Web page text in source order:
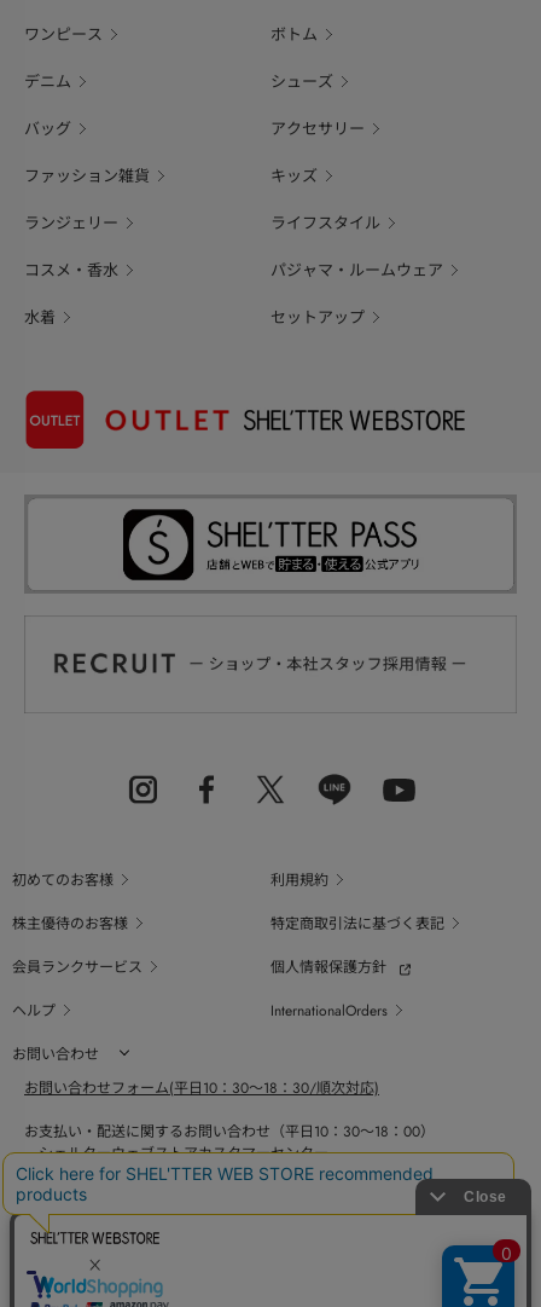
ワンピース ボトム
デニム シューズ
バッグ アクセサリー
ファッション雑貨 キッズ
ランジェリー ライフスタイル
コスメ・香水 パジャマ・ルームウェア
水着 セットアップ
初めてのお客様
利用規約
株主優待のお客様
特定商取引法に基づく表記
会員ランクサービス
個人情報保護方針
ヘルプ
InternationalOrders
お問い合わせ
お問い合わせフォーム(平日10：30～18：30/順次対応)
お支払い・配送に関するお問い合わせ（平日10：30～18：00）
シェルターウェブストアカスタマーセンター
0800-123-6820
商品の素材、サイズ、仕様等に関するお問い合せ（平日10：30～18：00）
バロックジャパンリミテッドコールセンター
03-6730-9191